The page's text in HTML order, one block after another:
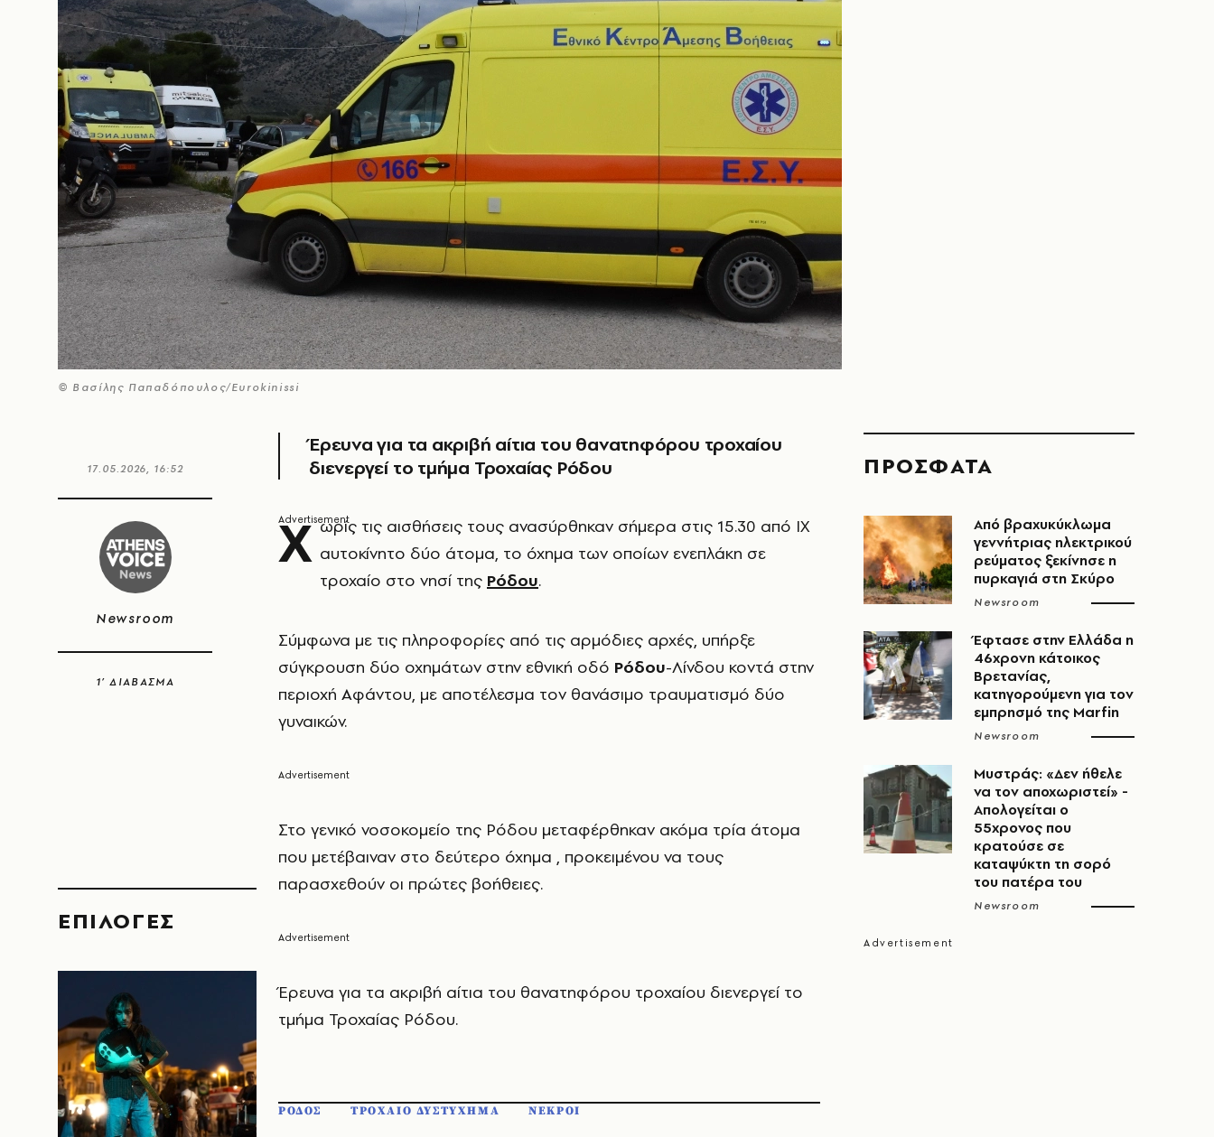
© Βασίλης Παπαδόπουλος/Eurokinissi
17.05.2026, 16:52
Newsroom
1’ ΔΙΑΒΑΣΜΑ
EΠΙΛΟΓΈΣ
Έρευνα για τα ακριβή αίτια του θανατηφόρου τροχαίου
διενεργεί το τμήμα Τροχαίας Ρόδου
Χ ωρίς τις αισθήσεις τους ανασύρθηκαν σήμερα στις 15.30 από ΙΧ
αυτοκίνητο δύο άτομα, το όχημα των οποίων ενεπλάκη σε
τροχαίο στο νησί της Ρόδου.
Σύμφωνα με τις πληροφορίες από τις αρμόδιες αρχές, υπήρξε
σύγκρουση δύο οχημάτων στην εθνική οδό Ρόδου-Λίνδου κοντά στην
περιοχή Αφάντου, με αποτέλεσμα τον θανάσιμο τραυματισμό δύο
γυναικών.
Στο γενικό νοσοκομείο της Ρόδου μεταφέρθηκαν ακόμα τρία άτομα
που μετέβαιναν στο δεύτερο όχημα , προκειμένου να τους
παρασχεθούν οι πρώτες βοήθειες.
Έρευνα για τα ακριβή αίτια του θανατηφόρου τροχαίου διενεργεί το
τμήμα Τροχαίας Ρόδου.
ΡΟΔΟΣ ΤΡΟΧΑΙΟ ΔΥΣΤΥΧΗΜΑ ΝΕΚΡΟΙ
ΠΡΟΣΦΑΤΑ
Από βραχυκύκλωμα
γεννήτριας ηλεκτρικού
ρεύματος ξεκίνησε η
πυρκαγιά στη Σκύρο
Newsroom
Έφτασε στην Ελλάδα η
46χρονη κάτοικος
Βρετανίας,
κατηγορούμενη για τον
εμπρησμό της Marfin
Newsroom
Μυστράς: «Δεν ήθελε
να τον αποχωριστεί» -
Απολογείται ο
55χρονος που
κρατούσε σε
καταψύκτη τη σορό
του πατέρα του
Newsroom